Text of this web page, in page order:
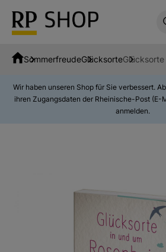
SommerfreudeGlücksorte
Wir haben unseren Shop für Sie verbessert.
ihren Zugangsdaten der Rheinische-Post (E-
anmelden.